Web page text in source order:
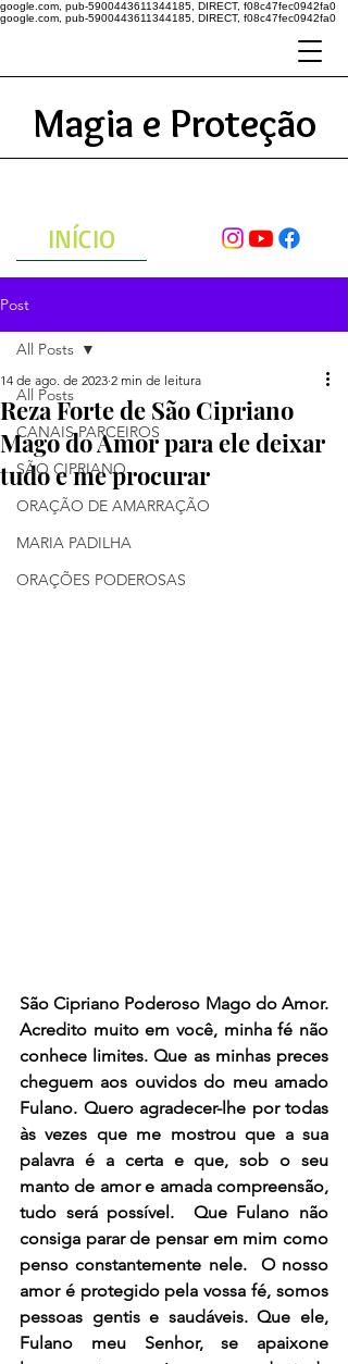
google.com, pub-5900443611344185, DIRECT, f08c47fec0942fa0
google.com, pub-5900443611344185, DIRECT, f08c47fec0942fa0
Magia e Proteção
INÍCIO
Post
All Posts
CANAIS PARCEIROS
SÃO CIPRIANO
ORAÇÃO DE AMARRAÇÃO
MARIA PADILHA
ORAÇÕES PODEROSAS
All Posts
Reza Forte de São Cipriano
Mago do Amor para ele deixar
tudo e me procurar
14 de ago. de 2023 2 min de leitura
São Cipriano Poderoso Mago do Amor.
Acredito muito em você, minha fé não
conhece limites. Que as minhas preces
cheguem aos ouvidos do meu amado
Fulano. Quero agradecer-lhe por todas
às vezes que me mostrou que a sua
palavra é a certa e que, sob o seu
manto de amor e amada compreensão,
tudo será possível.  Que Fulano não
consiga parar de pensar em mim como
penso constantemente nele.  O nosso
amor é protegido pela vossa fé, somos
pessoas gentis e saudáveis. Que ele,
Fulano meu Senhor, se apaixone